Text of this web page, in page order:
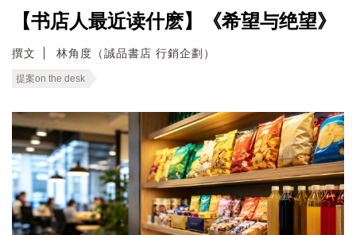
【书店人最近读什麽】《希望与绝望》
撰文 林角度（誠品書店 行銷企劃）
提案on the desk